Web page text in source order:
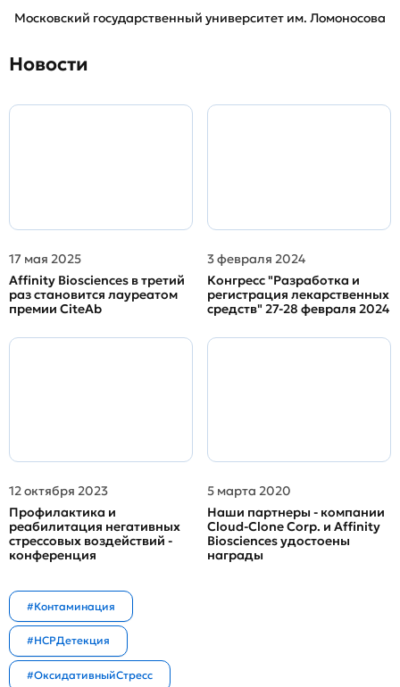
Московский государственный университет им. Ломоносова
Новости
17 мая 2025
Affinity Biosciences в третий
раз становится лауреатом
премии CiteAb
3 февраля 2024
Конгресс "Разработка и
регистрация лекарственных
средств" 27-28 февраля 2024
12 октября 2023
Профилактика и
реабилитация негативных
стрессовых воздействий -
конференция
5 марта 2020
Наши партнеры - компании
Cloud-Clone Corp. и Affinity
Biosciences удостоены
награды
#Контаминация
#HCPДетекция
#ОксидативныйСтресс